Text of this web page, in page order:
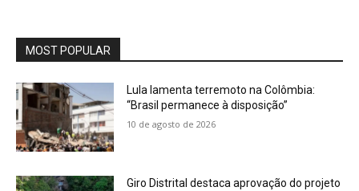
MOST POPULAR
Lula lamenta terremoto na Colômbia:
“Brasil permanece à disposição”
10 de agosto de 2026
Giro Distrital destaca aprovação do projeto